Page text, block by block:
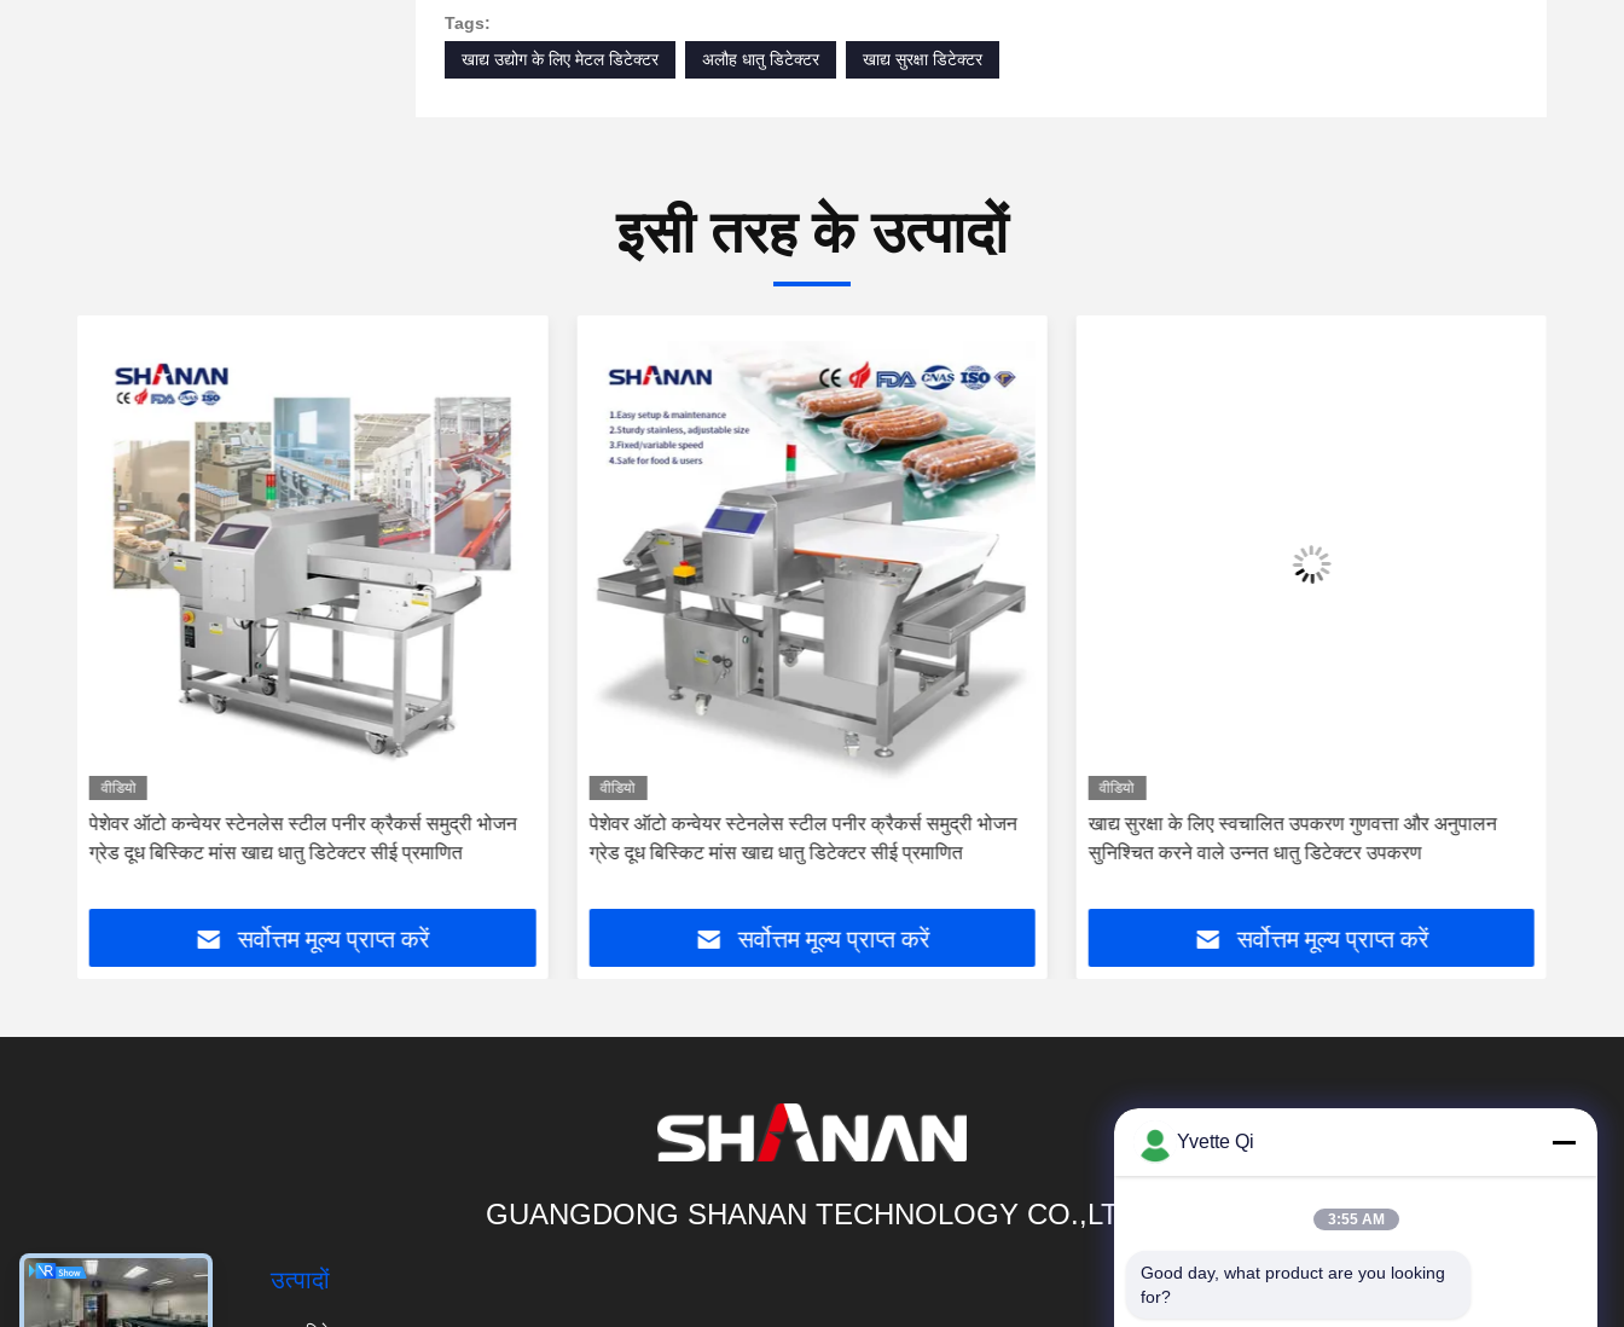
Tags:
खाद्य उद्योग के लिए मेटल डिटेक्टर
अलौह धातु डिटेक्टर खाद्य सुरक्षा डिटेक्टर
इसी तरह के उत्पादों
वीडियो
पेशेवर ऑटो कन्वेयर स्टेनलेस स्टील पनीर क्रैकर्स समुद्री भोजन
ग्रेड दूध बिस्किट मांस खाद्य धातु डिटेक्टर सीई प्रमाणित
सर्वोत्तम मूल्य प्राप्त करें
वीडियो
खाद्य सुरक्षा के लिए स्वचालित उपकरण गुणवत्ता और अनुपालन
सुनिश्चित करने वाले उन्नत धातु डिटेक्टर उपकरण
सर्वोत्तम मूल्य प्राप्त करें
वीडियो
सीई प्रमाणित कन्वेयर प्रकार धातु डिटेक्टर मांस कैंडी डेसर्ट धातु
डिटेक्टर संवेदनशीलता खाद्य उद्योग
सर्वोत्तम मूल्य प्राप्त करें
GUANGDONG SHANAN TECHNOLOGY CO.,LTD
उत्पादों त्वरित सम्पक
Yvette Qi
3:55 AM
Good day, what product are you looking
for?